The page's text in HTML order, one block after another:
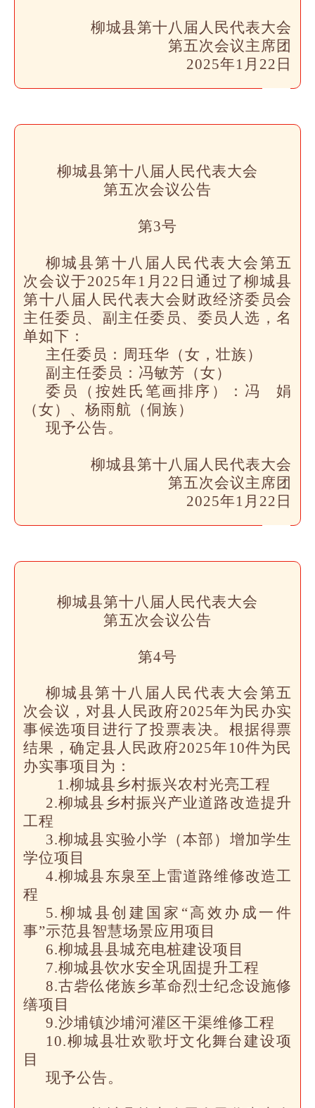
柳城县第十八届人民代表大会
第五次会议主席团
2025年1月22日
柳城县第十八届人民代表大会
第五次会议公告
第3号
柳城县第十八届人民代表大会第五
次会议于2025年1月22日通过了柳城县
第十八届人民代表大会财政经济委员会
主任委员、副主任委员、委员人选，名
单如下：
主任委员： 周珏华（女，壮族）
副主任委员： 冯敏芳（女）
委员（按姓氏笔画排序）： 冯 娟
（女）、杨雨航（侗族）
现予公告。
柳城县第十八届人民代表大会
第五次会议主席团
2025年1月22日
柳城县第十八届人民代表大会
第五次会议公告
第4号
柳城县第十八届人民代表大会第五
次会议，对县人民政府2025年为民办实
事候选项目进行了投票表决。根据得票
结果，确定县人民政府2025年10件为民
办实事项目为：
1.柳城县乡村振兴农村光亮工程
2.柳城县乡村振兴产业道路改造提升
工程
3.柳城县实验小学（本部）增加学生
学位项目
4.柳城县东泉至上雷道路维修改造工
程
5.柳城县创建国家“高效办成一件
事”示范县智慧场景应用项目
6.柳城县县城充电桩建设项目
7.柳城县饮水安全巩固提升工程
8.古砦仫佬族乡革命烈士纪念设施修
缮项目
9.沙埔镇沙埔河灌区干渠维修工程
10.柳城县壮欢歌圩文化舞台建设项
目
现予公告。